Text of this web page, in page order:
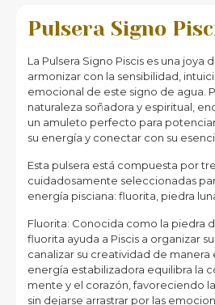
Pulsera Signo
La Pulsera Signo Piscis es una joya
armonizar con la sensibilidad,
emocional de este signo de agua.
naturaleza soñadora y espiritual,
un amuleto perfecto para
su energía y conectar con su
Esta pulsera está compuesta por
cuidadosamente seleccionadas
energía pisciana: fluorita, piedra
Fluorita: Conocida como la piedra
fluorita ayuda a Piscis a organizar
canalizar su creatividad de manera
energía estabilizadora equilibra la
mente y el corazón, favoreciendo
sin dejarse arrastrar por las